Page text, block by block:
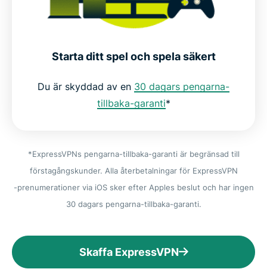
Starta ditt spel och spela säkert
Du är skyddad av en 30 dagars pengarna-
tillbaka-garanti*
*ExpressVPNs pengarna-tillbaka-garanti är begränsad till
förstagångskunder. Alla återbetalningar för ExpressVPN
-prenumerationer via iOS sker efter Apples beslut och har ingen
30 dagars pengarna-tillbaka-garanti.
Skaffa ExpressVPN